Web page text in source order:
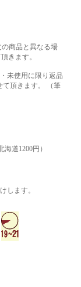
商品と異なる場
きます。
・未使用に限り返品
て頂きます。 （筆
道1200円）
します。